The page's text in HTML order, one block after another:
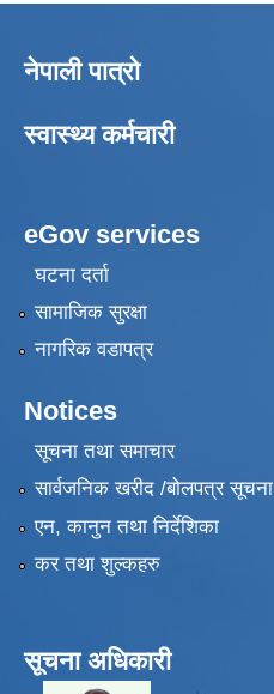
नेपाली पात्रो
स्वास्थ्य कर्मचारी
eGov services
घटना दर्ता
सामाजिक सुरक्षा
नागरिक वडापत्र
Notices
सूचना तथा समाचार
सार्वजनिक खरीद /बोलपत्र सूचना
एन, कानुन तथा निर्देशिका
कर तथा शुल्कहरु
सूचना अधिकारी